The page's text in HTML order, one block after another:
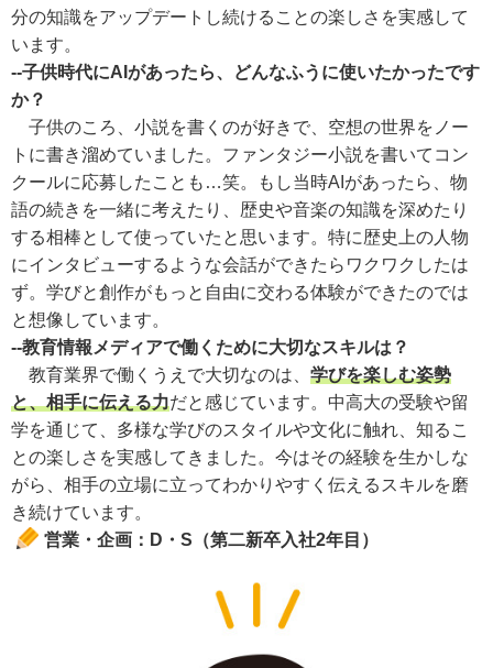
分の知識をアップデートし続けることの楽しさを実感して
います。
--子供時代にAIがあったら、どんなふうに使いたかったです
か？
子供のころ、小説を書くのが好きで、空想の世界をノー
トに書き溜めていました。ファンタジー小説を書いてコン
クールに応募したことも…笑。もし当時AIがあったら、物
語の続きを一緒に考えたり、歴史や音楽の知識を深めたり
する相棒として使っていたと思います。特に歴史上の人物
にインタビューするような会話ができたらワクワクしたは
ず。学びと創作がもっと自由に交わる体験ができたのでは
と想像しています。
--教育情報メディアで働くために大切なスキルは？
教育業界で働くうえで大切なのは、 学びを楽しむ姿勢
と、相手に伝える力だと感じています。中高大の受験や留
学を通じて、多様な学びのスタイルや文化に触れ、知るこ
との楽しさを実感してきました。今はその経験を生かしな
がら、相手の立場に立ってわかりやすく伝えるスキルを磨
き続けています。
営業・企画：D・S（第二新卒入社2年目）